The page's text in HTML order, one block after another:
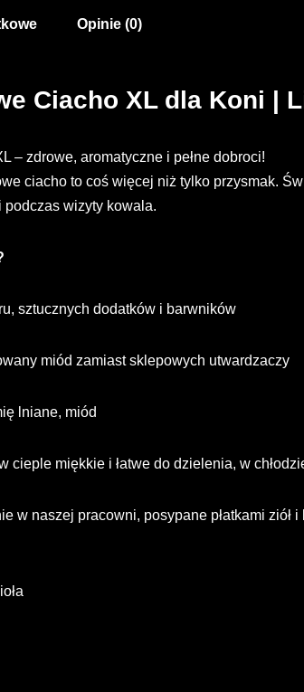
Opinie (0)
Ciacho XL dla Koni |
– zdrowe, aromatyczne i pełne dobroci!
ciacho to coś więcej niż tylko przysmak.
wizyty kowala.
sztucznych dodatków i barwników
miód zamiast sklepowych utwardzaczy
lniane, miód
cieple miękkie i łatwe do dzielenia, w
w naszej pracowni, posypane płatkami